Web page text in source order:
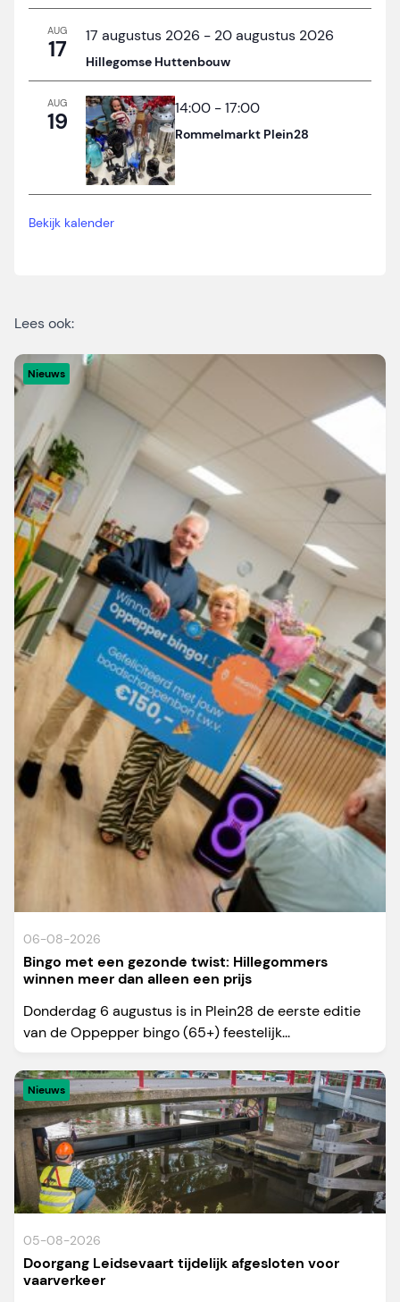
AUG
17 17 augustus 2026 - 20 augustus 2026
Hillegomse Huttenbouw
AUG
19 14:00 -17:00
Rommelmarkt Plein28
Bekijk kalender
Lees ook:
Nieuws
06-08-2026
Bingo met een gezonde twist: Hillegommers
winnen meer dan alleen een prijs
Donderdag 6 augustus is in Plein28 de eerste editie
van de Oppepper bingo (65+) feestelijk...
Nieuws
05-08-2026
Doorgang Leidsevaart tijdelijk afgesloten voor
vaarverkeer